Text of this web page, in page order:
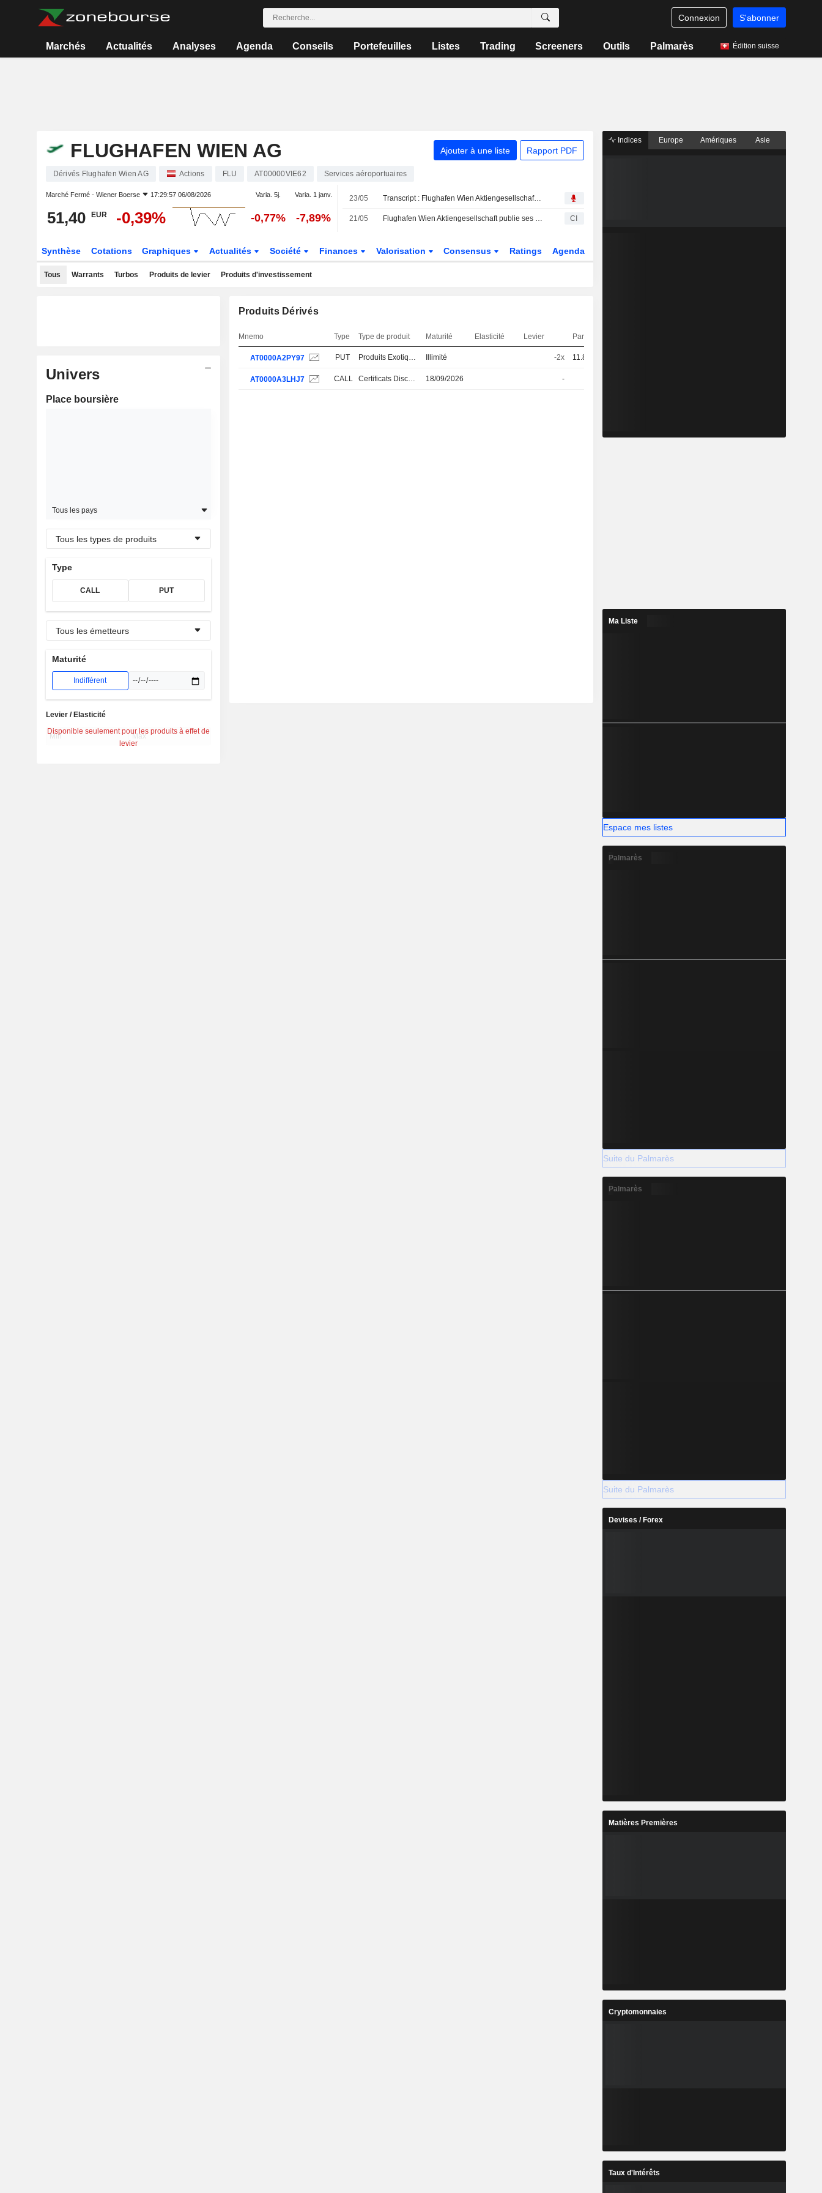
Connexion S'abonner
Marchés Actualités Analyses Agenda Conseils Portefeuilles Listes Trading Screeners Outils Palmarès Édition suisse
FLUGHAFEN WIEN AG Ajouter à une liste Rapport PDF
Dérivés Flughafen Wien AG Actions FLU AT00000VIE62 Services aéroportuaires
Marché Fermé - Wiener Boerse 17:29:57 06/08/2026 Varia. 5j. Varia. 1 janv.
51,40 EUR -0,39% -0,77% -7,89%
23/05 Transcript : Flughafen Wien Aktiengesellschaft, Q1 2026 Earnings Call, May 21, 2026
21/05 Flughafen Wien Aktiengesellschaft publie ses résultats pour le premier trimestre clos le 31 mars 2026 CI
Synthèse Cotations Graphiques Actualités Société Finances Valorisation Consensus Ratings Agenda
Tous Warrants Turbos Produits de levier Produits d'investissement
Univers
Place boursière
Tous les pays
Tous les types de produits
Type
CALL PUT
Tous les émetteurs
Maturité
Indifférent
Disponible seulement pour les produits à effet de
levier
Levier / Elasticité
Produits Dérivés
Mnemo Type Type de produit Maturité Elasticité Levier Parité
AT0000A2PY97 PUT Produits Exotiques Illimité -2x 11.864
AT0000A3LHJ7 CALL Certificats Discount 18/09/2026 -
Indices Europe Amériques Asie
Ma Liste
Espace mes listes
Palmarès
Suite du Palmarès
Palmarès
Suite du Palmarès
Devises / Forex
Matières Premières
Cryptomonnaies
Taux d'Intérêts